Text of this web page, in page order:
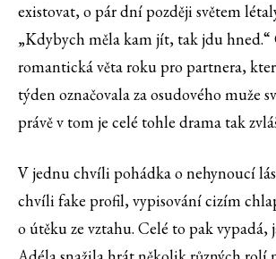
existovat, o pár dní později světem
„Kdybych měla kam jít, tak jdu
romantická věta roku pro partnera,
týden označovala za osudového muže
právě v tom je celé tohle drama tak
V jednu chvíli pohádka o nehynoucí
chvíli fake profil, vypisování cizím
o útěku ze vztahu. Celé to pak vypadá,